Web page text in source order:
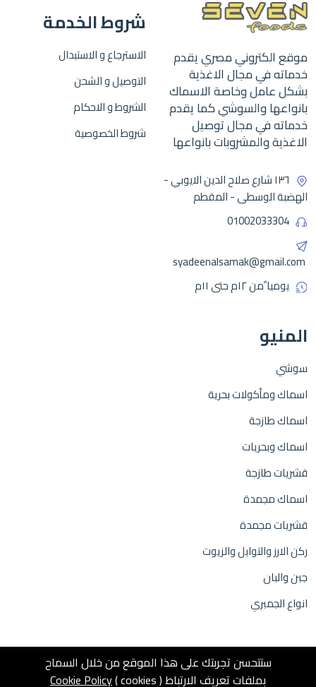
موقع الكتروني مصري يقدم
خدماته في مجال الاغذية
بشكل عامل وخاصة الاسماك
بانواعها والسوشي كما يقدم
خدماته في مجال توصيل
الاغذية والمشروبات بانواعها
١٣٦ شارع صلاح الدين الايوبي -
الهضبة الوسطى - المقطم
01002033304
syadeenalsamak@gmail.com
يوميا ًمن ١٢م حتى ١١م
شروط الخدمة
الاسترجاع و الاستبدال
التوصيل و الشحن
الشروط و الاحكام
شروط الخصوصية
المنيو
سوشي
اسماك ومأكولات بحرية
اسماك طازجة
اسماك وبحريات
قشريات طازجة
اسماك مجمدة
قشريات مجمدة
ركن الارز والتوابل والزيوت
جبن والبان
انواع الجمبري
ستتحسن تجربتك على هذا الموقع من خلال السماح
بملفات تعريف الارتباط ( cookies )
Cookie Policy